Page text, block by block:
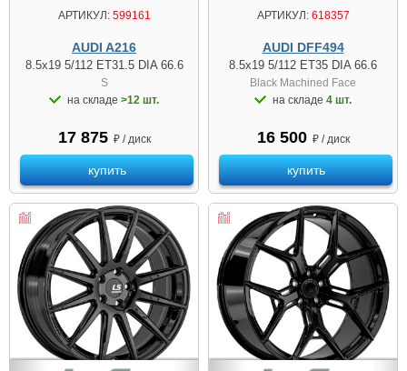
АРТИКУЛ:599161
AUDI A216
8.5x19 5/112 ET31.5 DIA 66.6
S
на складе >12 шт.
17 875 ₽ / диск
купить
АРТИКУЛ:618357
AUDI DFF494
8.5x19 5/112 ET35 DIA 66.6
Black Machined Face
на складе 4 шт.
16 500 ₽ / диск
купить